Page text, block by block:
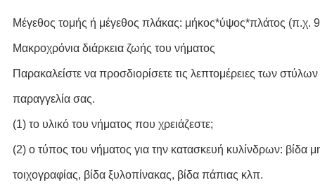
Μέγεθος τομής ή μέγεθος πλάκας: μήκος*ύψος*πλάτος (π.χ.
Μακροχρόνια διάρκεια ζωής του νήματος
Παρακαλείστε να προσδιορίσετε τις λεπτομέρειες των
παραγγελία σας.
(1) το υλικό του νήματος που χρειάζεστε;
(2) ο τύπος του νήματος για την κατασκευή κυλίνδρων: βίδα
τοιχογραφίας, βίδα ξυλοπίνακας, βίδα πάπιας κλπ.